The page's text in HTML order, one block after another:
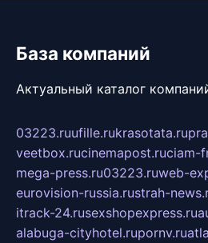
База компаний
Актуальный каталог
03223.ruufille.rukrasotata.ru
veetbox.rucinemapost.ruciam-
mega-press.ru03223.ruweb-
eurovision-russia.rustrah-
itrack-24.rusexshopexpress.ru
alabuga-cityhotel.rupornv.ru